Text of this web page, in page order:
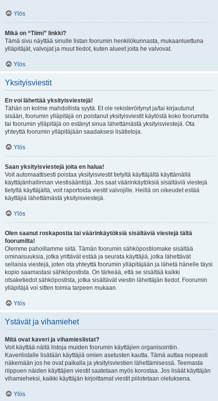
Ylös
Mikä on “Tiimi” linkki?
Tämä sivu näyttää sinulle listan foorumin henkilökunnasta, mukaanluettuna
ylläpitäjät, valvojat ja muut tiedot, kuten alueet joita he valvovat.
Ylös
Yksityisviestit
En voi lähettää yksityisviestejä!
Tähän on kolme mahdollista syytä. Et ole rekisteröitynyt ja/tai kirjautunut
sisään, foorumin ylläpitäjä on poistanut yksityisviestit käytöstä koko foorumilta
tai foorumin ylläpitäjä on estänyt sinua lähettämästä yksityisviestejä. Ota
yhteyttä foorumin ylläpitäjään saadaksesi lisätietoja.
Ylös
Saan yksityisviestejä joita en halua!
Voit automaattisesti poistaa yksityisviestit tietyltä käyttäjältä käyttämällä
käyttäjänhallinnan viestisääntöjä. Jos saat väärinkäytöksiä sisältäviä viestejä
tietyltä käyttäjältä, voit raportoida viestit valvojille. Heillä on oikeudet estää
käyttäjiä lähettämästä yksityisviestejä.
Ylös
Olen saanut roskapostia tai väärinkäytöksiä sisältäviä viestejä tältä
foorumilta!
Olemme pahoillamme siitä. Tämän foorumin sähköpostilomake sisältää
ominaisuuksia, jotka yrittävät estää ja seurata käyttäjiä, jotka lähettävät
sellaisia viestejä, joten ota yhteyttä foorumin ylläpitäjään ja lähetä hänelle täysi
kopio saamastasi sähköpostista. On tärkeää, että se sisältää kaikki
otsaketiedot sähköpostista, jotka sisältävät viestin lähettäjän tiedot. Foorumin
ylläpitäjä voi sitten toimia tarpeen mukaan.
Ylös
Ystävät ja vihamiehet
Mitä ovat kaveri ja vihamieslistat?
Voit käyttää näitä listoja muiden foorumin käyttäjien organisointiin.
Kaverilistalle lisätään käyttäjiä omien asetusten kautta. Tämä auttaa nopeasti
näkemään jos he ovat paikalla ja yksityisviestien lähettämisessä. Teemasta
riippuen näiden käyttäjien viestit saatetaan myös korostaa. Jos lisäät käyttäjän
vihamieheksi, kaikki käyttäjän kirjoittamat viestit piilotetaan oletuksena.
Ylös